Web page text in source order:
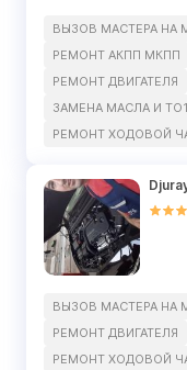
ВЫЗОВ МАСТЕРА НА
РЕМОНТ АКПП МКПП
РЕМОНТ ДВИГАТЕЛЯ
ЗАМЕНА МАСЛА И ТО1
РЕМОНТ ХОДOВОЙ
ВЫЗОВ МАСТЕРА НА
РЕМОНТ ДВИГАТЕЛЯ
РЕМОНТ ХОДOВОЙ